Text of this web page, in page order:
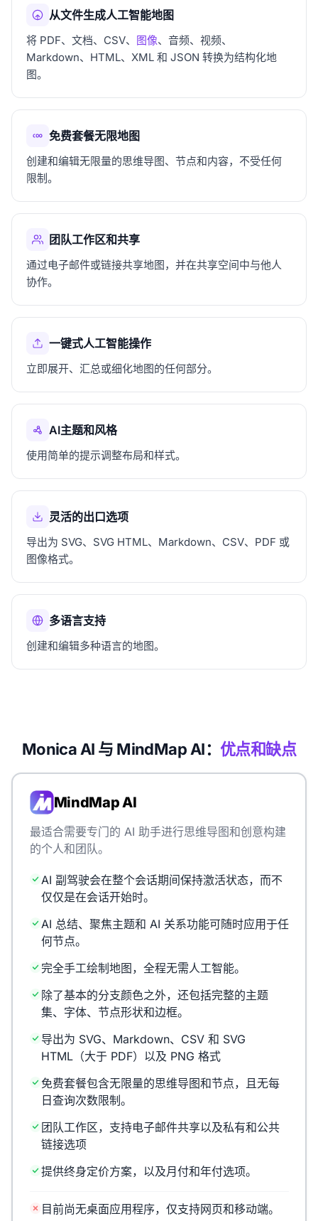
从文件生成人工智能地图
将 PDF、文档、CSV、 图像、音频、视频、
Markdown、HTML、XML 和 JSON 转换为结构化地
图。
免费套餐无限地图
创建和编辑无限量的思维导图、节点和内容，不受任何
限制。
团队工作区和共享
通过电子邮件或链接共享地图，并在共享空间中与他人
协作。
一键式人工智能操作
立即展开、汇总或细化地图的任何部分。
AI主题和风格
使用简单的提示调整布局和样式。
灵活的出口选项
导出为 SVG、SVG HTML、Markdown、CSV、PDF 或
图像格式。
多语言支持
创建和编辑多种语言的地图。
Monica AI 与 MindMap AI：优点和缺点
MindMap AI
最适合需要专门的 AI 助手进行思维导图和创意构建
的个人和团队。
AI 副驾驶会在整个会话期间保持激活状态，而不
仅仅是在会话开始时。
AI 总结、聚焦主题和 AI 关系功能可随时应用于任
何节点。
完全手工绘制地图，全程无需人工智能。
除了基本的分支颜色之外，还包括完整的主题
集、字体、节点形状和边框。
导出为 SVG、Markdown、CSV 和 SVG
HTML（大于 PDF）以及 PNG 格式
免费套餐包含无限量的思维导图和节点，且无每
日查询次数限制。
团队工作区，支持电子邮件共享以及私有和公共
链接选项
提供终身定价方案，以及月付和年付选项。
目前尚无桌面应用程序，仅支持网页和移动端。